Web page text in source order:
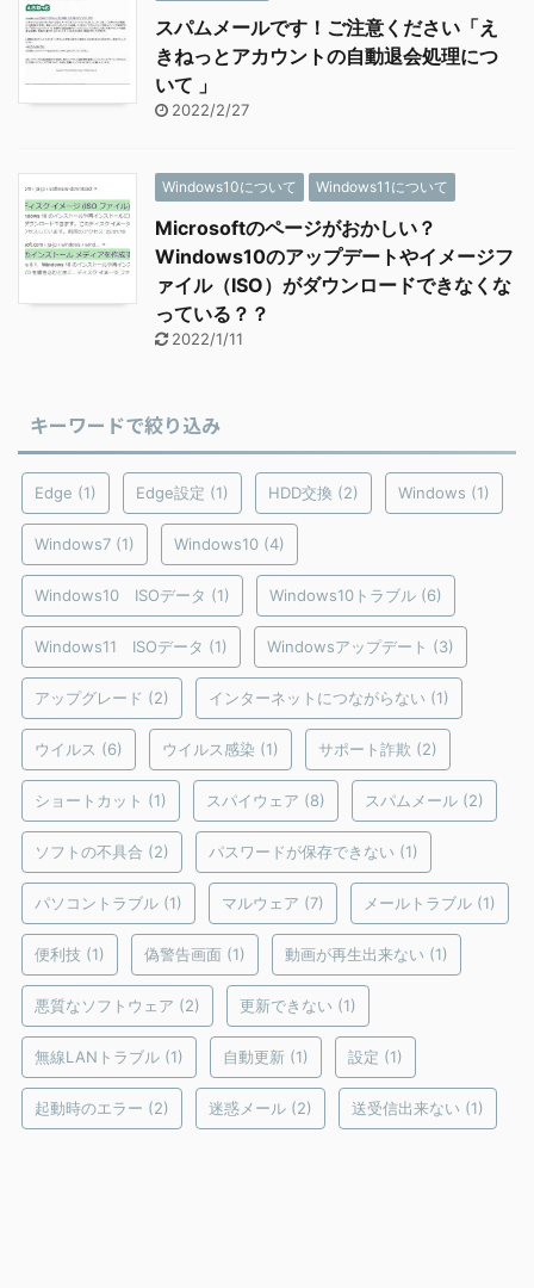
スパムメールです！ご注意ください「え
きねっとアカウントの自動退会処理につ
いて 」
2022/2/27
Windows10について Windows11について
Microsoftのページがおかしい？
Windows10のアップデートやイメージフ
ァイル（ISO）がダウンロードできなくな
っている？？
2022/1/11
キーワードで絞り込み
Edge (1) Edge設定 (1) HDD交換 (2) Windows (1)
Windows7 (1) Windows10 (4)
Windows10 ISOデータ (1) Windows10トラブル (6)
Windows11 ISOデータ (1) Windowsアップデート (3)
アップグレード (2) インターネットにつながらない (1)
ウイルス (6) ウイルス感染 (1) サポート詐欺 (2)
ショートカット (1) スパイウェア (8) スパムメール (2)
ソフトの不具合 (2) パスワードが保存できない (1)
パソコントラブル (1) マルウェア (7) メールトラブル (1)
便利技 (1) 偽警告画面 (1) 動画が再生出来ない (1)
悪質なソフトウェア (2) 更新できない (1)
無線LANトラブル (1) 自動更新 (1) 設定 (1)
起動時のエラー (2) 迷惑メール (2) 送受信出来ない (1)